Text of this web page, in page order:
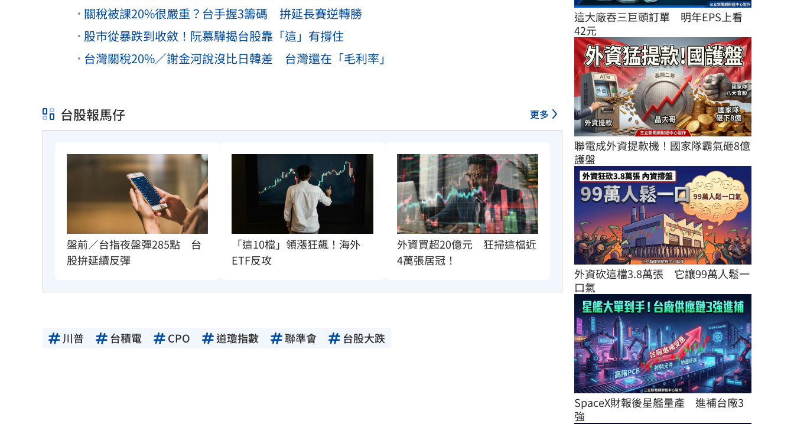
關稅被課20%很嚴重？台手握3籌碼 拚延長賽逆轉勝
股市從暴跌到收斂！阮慕驊揭台股靠「這」有撐住
台灣關稅20%／謝金河說沒比日韓差 台灣還在「毛利率」
台股報馬仔 更多
盤前／台指夜盤彈285點　台
股拚延續反彈
「這10檔」領漲狂飆！海外
ETF反攻
外資買超20億元　狂掃這檔近
4萬張居冠！
川普 台積電 CPO 道瓊指數 聯準會 台股大跌
這大廠吞三巨頭訂單　明年EPS上看
42元
聯電成外資提款機！國家隊霸氣砸8億
護盤
外資砍這檔3.8萬張　它讓99萬人鬆一
口氣
SpaceX財報後星艦量產　進補台廠3
強